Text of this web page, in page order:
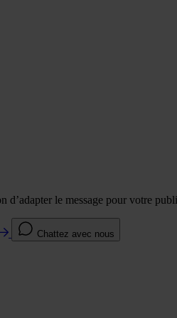
d’adapter le message pour votre
Chattez avec nous